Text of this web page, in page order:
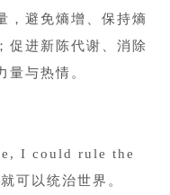
，避免熵增、保持熵
促进新陈代谢、消除
量与热情。
I could rule the
以统治世界。